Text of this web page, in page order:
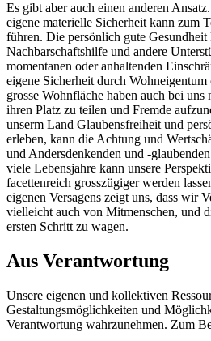
Es gibt aber auch einen anderen
eigene materielle Sicherheit kann zum
führen. Die persönlich gute Gesundheit
Nachbarschaftshilfe und andere
momentanen oder anhaltenden
eigene Sicherheit durch
grosse Wohnfläche haben auch bei
ihren Platz zu teilen und Fremde
unserm Land Glaubensfreiheit und
erleben, kann die Achtung und
und Andersdenkenden und -
viele Lebensjahre kann unsere
facettenreich grosszügiger werden
eigenen Versagens zeigt uns, dass wir
vielleicht auch von Mitmenschen, und
ersten Schritt zu wagen.
Aus Verantwortung
Unsere eigenen und kollektiven
Gestaltungsmöglichkeiten und
Verantwortung wahrzunehmen. Zum